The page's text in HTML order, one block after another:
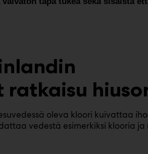
oleva kloori kuivattaa
vedestä esimerkiksi klooria ja